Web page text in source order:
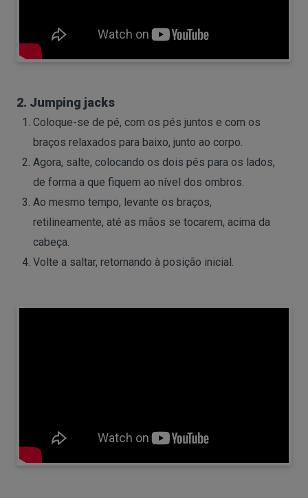
2. Jumping jacks
Coloque-se de pé, com os pés juntos e com os
braços relaxados para baixo, junto ao corpo.
Agora, salte, colocando os dois pés para os lados,
de forma a que fiquem ao nível dos ombros.
Ao mesmo tempo, levante os braços,
retilineamente, até as mãos se tocarem, acima da
cabeça.
Volte a saltar, retornando à posição inicial.